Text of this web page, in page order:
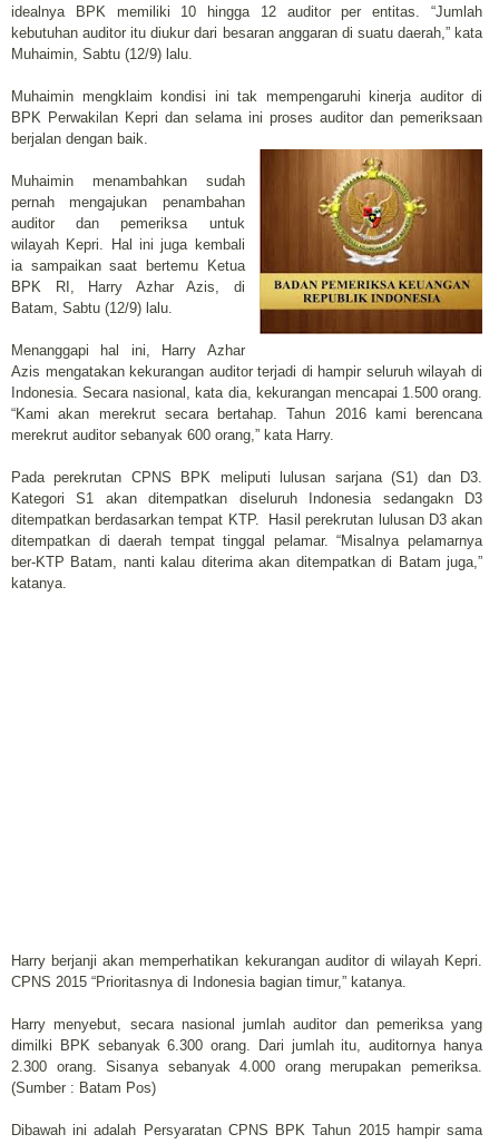
idealnya BPK memiliki 10 hingga 12 auditor per entitas. “Jumlah
kebutuhan auditor itu diukur dari besaran anggaran di suatu daerah,” kata
Muhaimin, Sabtu (12/9) lalu.
Muhaimin mengklaim kondisi ini tak mempengaruhi kinerja auditor di
BPK Perwakilan Kepri dan selama ini proses auditor dan pemeriksaan
berjalan dengan baik.
Muhaimin menambahkan sudah
pernah mengajukan penambahan
auditor dan pemeriksa untuk
wilayah Kepri. Hal ini juga kembali
ia sampaikan saat bertemu Ketua
BPK RI, Harry Azhar Azis, di
Batam, Sabtu (12/9) lalu.
Menanggapi hal ini, Harry Azhar
Azis mengatakan kekurangan auditor terjadi di hampir seluruh wilayah di
Indonesia. Secara nasional, kata dia, kekurangan mencapai 1.500 orang.
“Kami akan merekrut secara bertahap. Tahun 2016 kami berencana
merekrut auditor sebanyak 600 orang,” kata Harry.
Pada perekrutan CPNS BPK meliputi lulusan sarjana (S1) dan D3.
Kategori S1 akan ditempatkan diseluruh Indonesia sedangakn D3
ditempatkan berdasarkan tempat KTP. Hasil perekrutan lulusan D3 akan
ditempatkan di daerah tempat tinggal pelamar. “Misalnya pelamarnya
ber-KTP Batam, nanti kalau diterima akan ditempatkan di Batam juga,”
katanya.
Harry berjanji akan memperhatikan kekurangan auditor di wilayah Kepri.
CPNS 2015 “Prioritasnya di Indonesia bagian timur,” katanya.
Harry menyebut, secara nasional jumlah auditor dan pemeriksa yang
dimilki BPK sebanyak 6.300 orang. Dari jumlah itu, auditornya hanya
2.300 orang. Sisanya sebanyak 4.000 orang merupakan pemeriksa.
(Sumber : Batam Pos)
Dibawah ini adalah Persyaratan CPNS BPK Tahun 2015 hampir sama